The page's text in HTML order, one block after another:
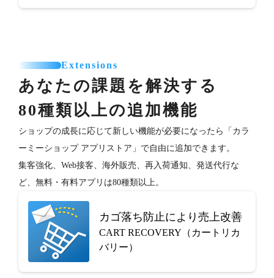
Extensions
あなたの課題を解決する
80種類以上の追加機能
ショップの成長に応じて新しい機能が必要になったら「カラ
ーミーショップ アプリストア」で自由に追加できます。
集客強化、Web接客、海外販売、再入荷通知、発送代行な
ど、無料・有料アプリは80種類以上。
カゴ落ち防止により売上改善
CART RECOVERY（カートリカ
バリー）